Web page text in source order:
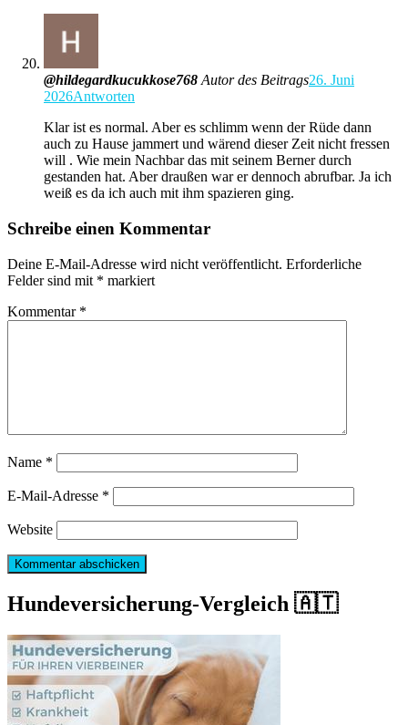
@hildegardkucukkose768 Autor des Beitrags26. Juni
2026Antworten
Klar ist es normal. Aber es schlimm wenn der Rüde dann
auch zu Hause jammert und wärend dieser Zeit nicht fressen
will . Wie mein Nachbar das mit seinem Berner durch
gestanden hat. Aber draußen war er dennoch abrufbar. Ja ich
weiß es da ich auch mit ihm spazieren ging.
Schreibe einen Kommentar
Deine E-Mail-Adresse wird nicht veröffentlicht. Erforderliche
Felder sind mit * markiert
Kommentar *
Name *
E-Mail-Adresse *
Website
Hundeversicherung-Vergleich 🇦🇹